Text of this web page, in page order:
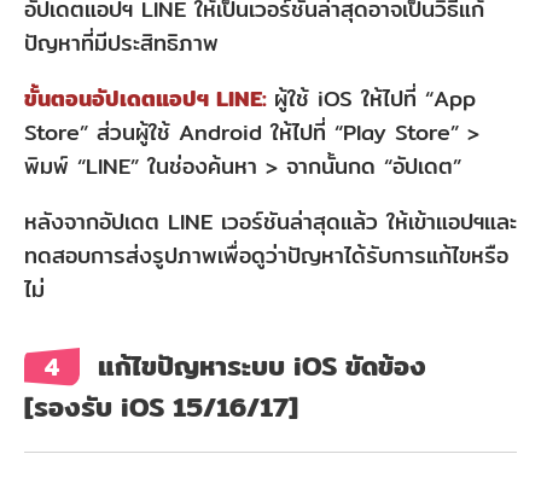
อัปเดตแอปฯ LINE ให้เป็นเวอร์ชันล่าสุดอาจเป็นวิธีแก้
ปัญหาที่มีประสิทธิภาพ
ขั้นตอนอัปเดตแอปฯ LINE: ผู้ใช้ iOS ให้ไปที่ “App
Store” ส่วนผู้ใช้ Android ให้ไปที่ “Play Store” >
พิมพ์ “LINE” ในช่องค้นหา > จากนั้นกด “อัปเดต”
หลังจากอัปเดต LINE เวอร์ชันล่าสุดแล้ว ให้เข้าแอปฯและ
ทดสอบการส่งรูปภาพเพื่อดูว่าปัญหาได้รับการแก้ไขหรือ
ไม่
4
แก้ไขปัญหาระบบ iOS ขัดข้อง
[รองรับ iOS 15/16/17]